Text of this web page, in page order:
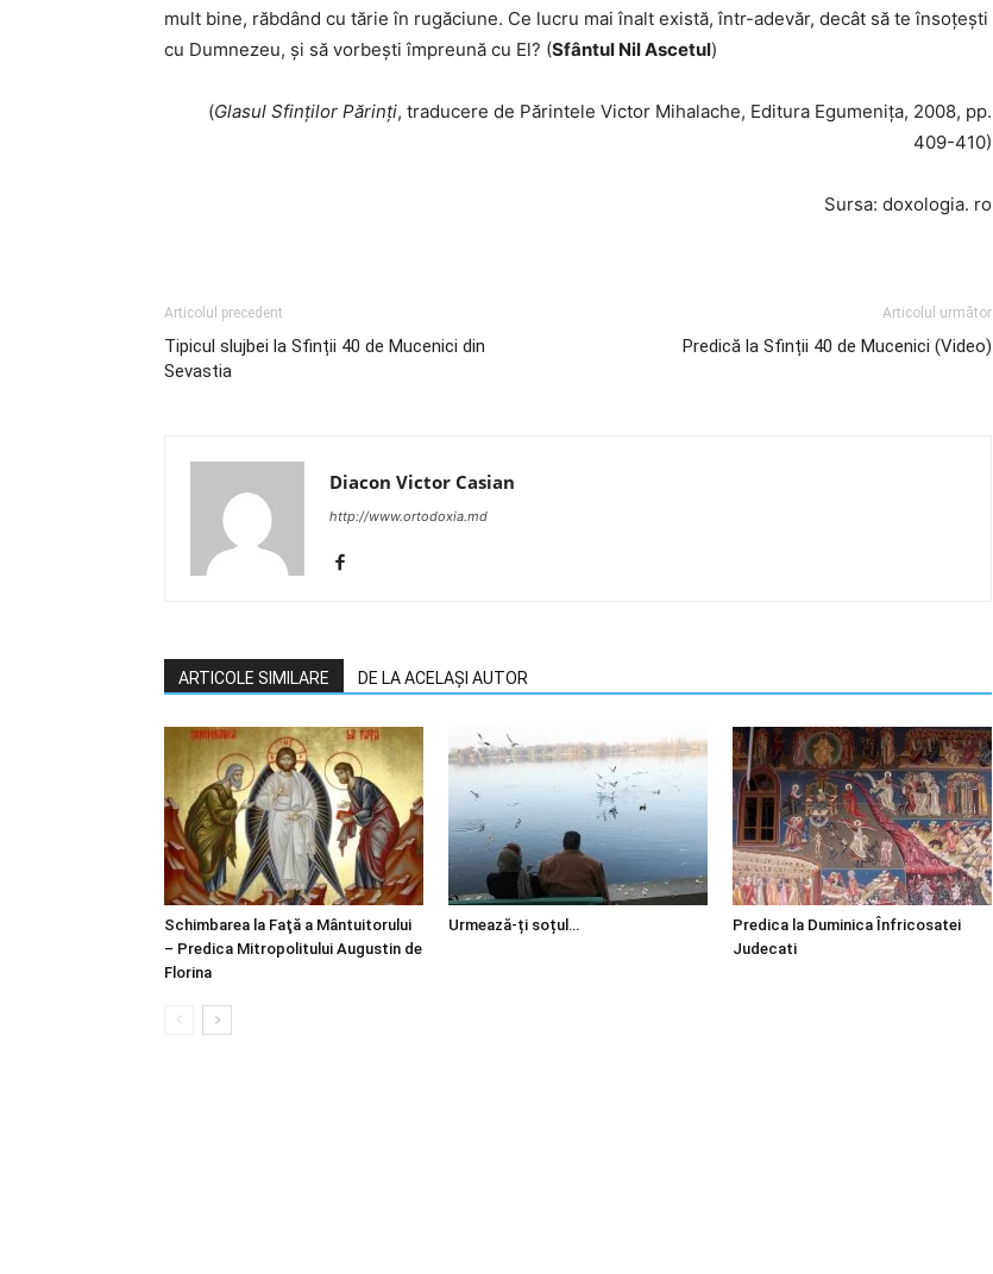
mult bine, răbdând cu tărie în rugăciune. Ce lucru mai înalt există, într-adevăr, decât să te însoţeşti
cu Dumnezeu, şi să vorbeşti împreună cu El? (Sfântul Nil Ascetul)
(Glasul Sfinţilor Părinţi, traducere de Părintele Victor Mihalache, Editura Egumeniţa, 2008, pp.
409-410)
Sursa: doxologia. ro
Articolul precedent
Tipicul slujbei la Sfinții 40 de Mucenici din
Sevastia
Articolul următor
Predică la Sfinții 40 de Mucenici (Video)
Diacon Victor Casian
http://www.ortodoxia.md
ARTICOLE SIMILARE DE LA ACELAȘI AUTOR
Schimbarea la Faţă a Mântuitorului
– Predica Mitropolitului Augustin de
Florina
Urmează-ți soțul…
Predica la Duminica Înfricosatei
Judecati